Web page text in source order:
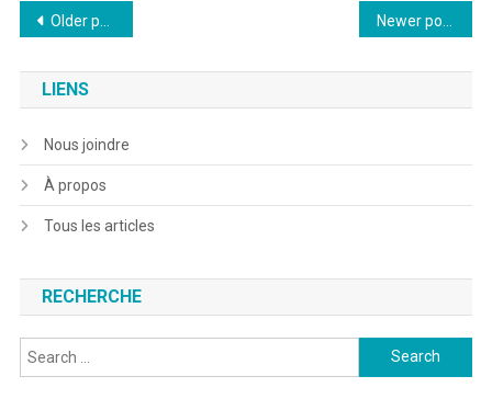
Posts
navigation
Older posts
LIENS
Nous joindre
À propos
Tous les articles
RECHERCHE
Search
for: